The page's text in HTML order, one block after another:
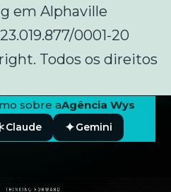
em Alphaville
Todos os direitos
0001-20
sobre aAgência Wys
Claude Gemini